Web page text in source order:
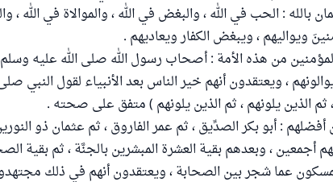
بالله : الحب في الله ، والبغض في الله ، والموالاة في الله ،
ويواليهم ، ويبغض الكفار ويعاديهم .
من هذه الأمة : أصحاب رسول الله صلى الله عليه وسلم
، ويعتقدون أنهم خير الناس بعد الأنبياء لقول النبي
ثم الذين يلونهم ، ثم الذين يلونهم ) متفق على صحته .
: أبو بكر الصدِّيق ، ثم عمر الفاروق ، ثم عثمان ذو
أجمعين ، وبعدهم بقية العشرة المبشرين بالجنَّة ، ثم بقية
عما شجر بين الصحابة ، ويعتقدون أنهم في ذلك